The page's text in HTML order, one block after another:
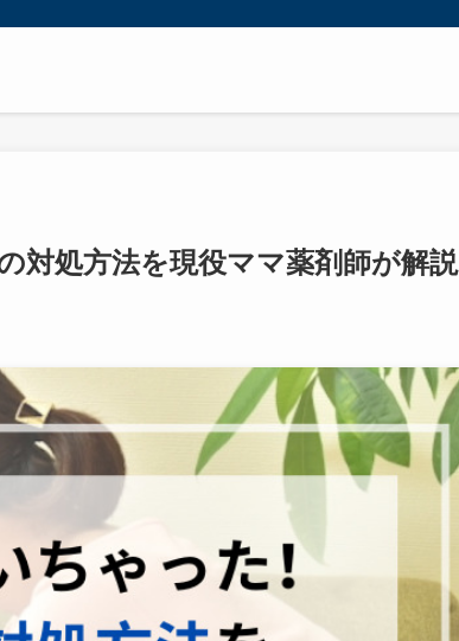
対処方法を現役ママ薬剤師が解説